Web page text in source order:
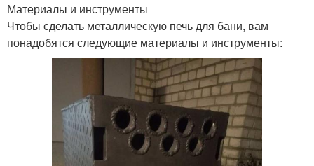
Материалы и инструменты
Чтобы сделать металлическую печь для бани, вам
понадобятся следующие материалы и инструменты: